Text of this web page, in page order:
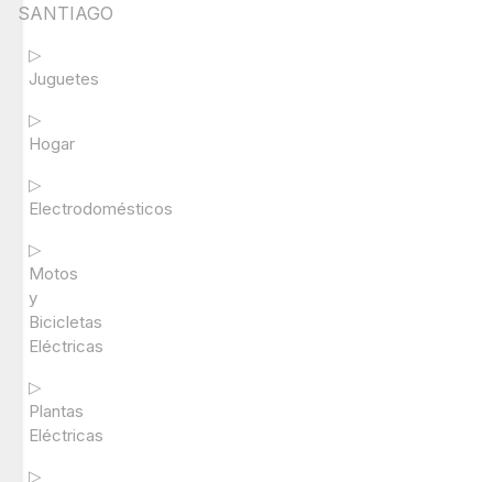
SANTIAGO
▷
Juguetes
▷
Hogar
▷
Electrodomésticos
▷
Motos
y
Bicicletas
Eléctricas
▷
Plantas
Eléctricas
▷